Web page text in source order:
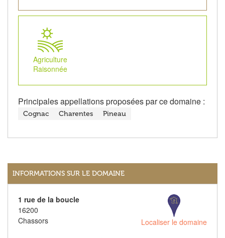
Agriculture
Raisonnée
Principales appellations proposées par ce domaine :
Cognac Charentes Pineau
INFORMATIONS SUR LE DOMAINE
1 rue de la boucle
16200
Chassors
Localiser le domaine